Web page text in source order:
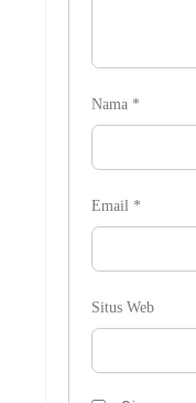
Nama *
Email *
Situs Web